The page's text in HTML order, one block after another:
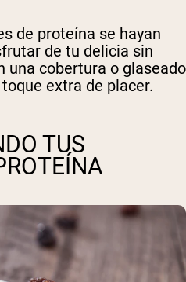
de proteína se hayan
de tu delicia sin
una cobertura o glaseado
extra de placer.
TUS